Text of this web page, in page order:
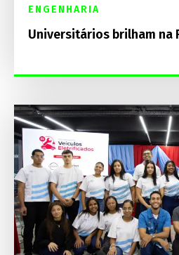
ENGENHARIA
Universitários brilham na